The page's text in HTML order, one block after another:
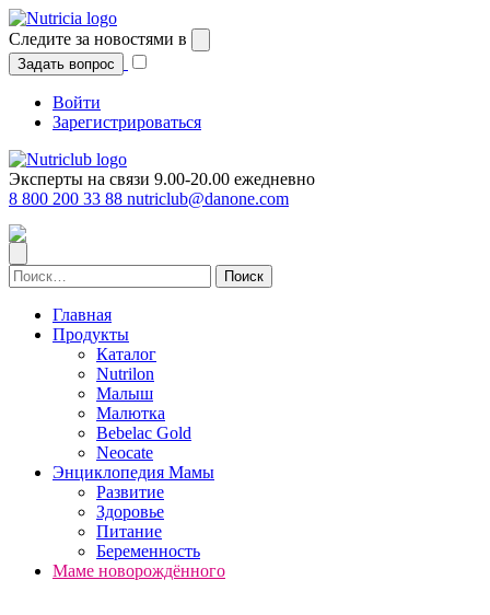
Перейти
к
содержимому
Следите за новостями в
Задать вопрос
Войти
Зарегистрироваться
Эксперты на связи 9.00-20.00 ежедневно
8 800 200 33 88 nutriclub@danone.com
Найти:
Главная
Продукты
Каталог
Nutrilon
Малыш
Малютка
Bebelac Gold
Neocate
Энциклопедия Мамы
Развитие
Здоровье
Питание
Беременность
Маме новорождённого